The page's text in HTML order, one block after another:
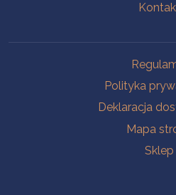
Polityka
Deklaracja
Mapa
Sklep